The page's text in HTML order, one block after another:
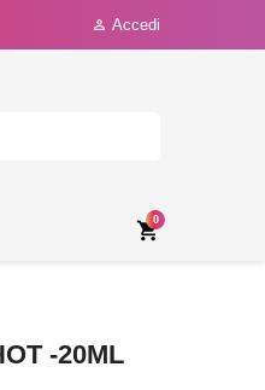
 Accedi

0
-20ML